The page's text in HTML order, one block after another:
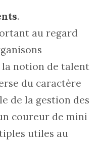
.
au regard
la notion de talent
du caractère
de la gestion des
coureur de mini
utiles au